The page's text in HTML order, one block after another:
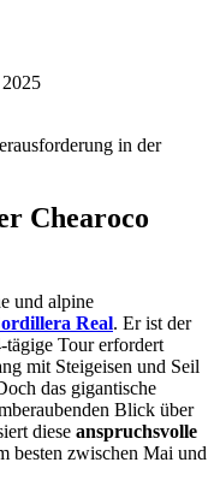
Chearoco
und alpine
Real. Er ist der
Tour erfordert
mit Steigeisen und Seil
das gigantische
Blick über
diese anspruchsvolle
besten zwischen Mai und